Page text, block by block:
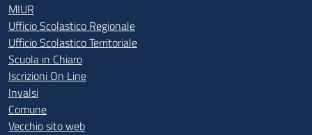
MIUR
Ufficio Scolastico Regionale
Ufficio Scolastico Territoriale
Scuola in Chiaro
Iscrizioni On Line
Invalsi
Comune
Vecchio sito web